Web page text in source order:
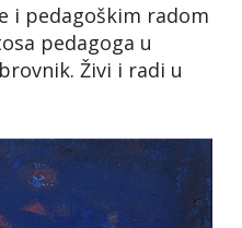
i pedagoškim radom
pedagoga u
Živi i radi u